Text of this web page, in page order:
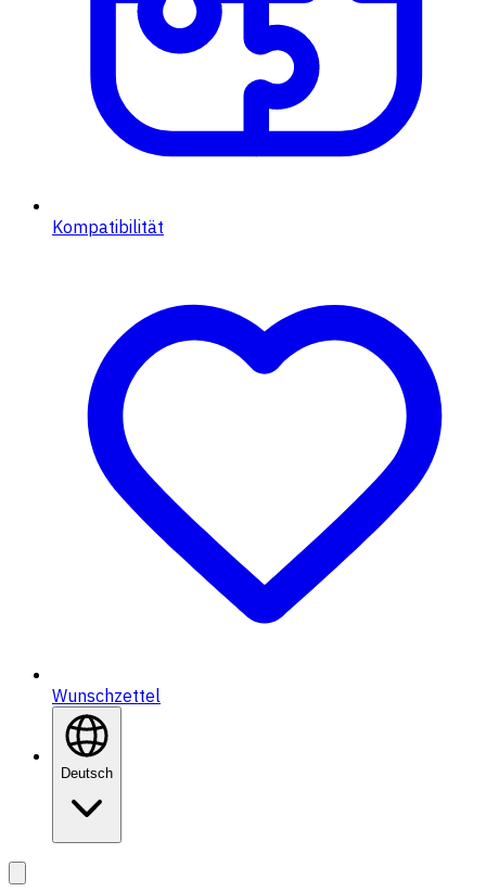
Kompatibilität
Wunschzettel
Deutsch